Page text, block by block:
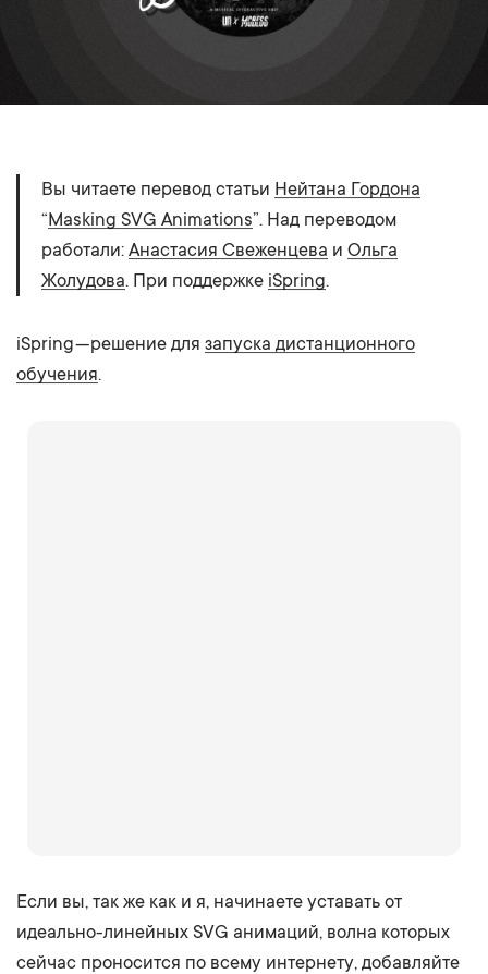
Вы читаете перевод статьи Нейтана Гордона
“Masking SVG Animations”. Над переводом
работали: Анастасия Свеженцева и Ольга
Жолудова. При поддержке iSpring.
iSpring — решение для запуска дистанционного
обучения.
Если вы, так же как и я, начинаете уставать от
идеально-линейных SVG анимаций, волна которых
сейчас проносится по всему интернету, добавляйте